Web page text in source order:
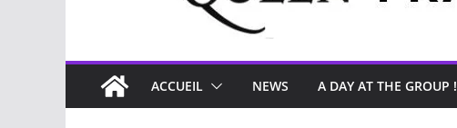
ACCUEIL NEWS A DAY AT THE GROUP !